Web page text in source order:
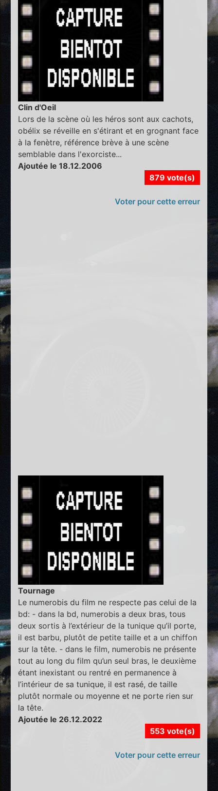
Clin d'Oeil
Lors de la scène où les héros sont aux cachots,
obélix se réveille en s'étirant et en grognant face
à la fenètre, référence brève à une scène
semblable dans l'exorciste...
Ajoutée le 18.12.2006
879 vote(s)
Voter pour cette erreur
Tournage
Le numerobis du film ne respecte pas celui de la
bd: - dans la bd, numerobis a deux bras, tous
deux sortis à l’extérieur de la tunique qu’il porte,
il est barbu, plutôt de petite taille et a un chiffon
sur la tête. - dans le film, numerobis ne présente
tout au long du film qu’un seul bras, le deuxième
étant inexistant ou rentré en permanence à
l’intérieur de sa tunique, il est rasé, de taille
plutôt normale ou moyenne et ne porte rien sur
la tête.
Ajoutée le 26.12.2022
553 vote(s)
Voter pour cette erreur